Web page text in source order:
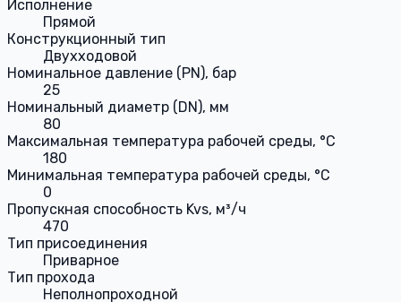
Исполнение
Прямой
Конструкционный тип
Двухходовой
Номинальное давление (PN), бар
25
Номинальный диаметр (DN), мм
80
Максимальная температура рабочей среды, °С
180
Минимальная температура рабочей среды, °С
0
Пропускная способность Kvs, м³/ч
470
Тип присоединения
Приварное
Тип прохода
Неполнопроходной